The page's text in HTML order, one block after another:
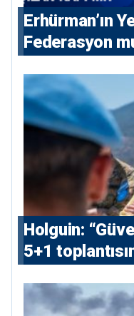
Erhürman’ın
Federasyon
⁠Holguin:
5+1